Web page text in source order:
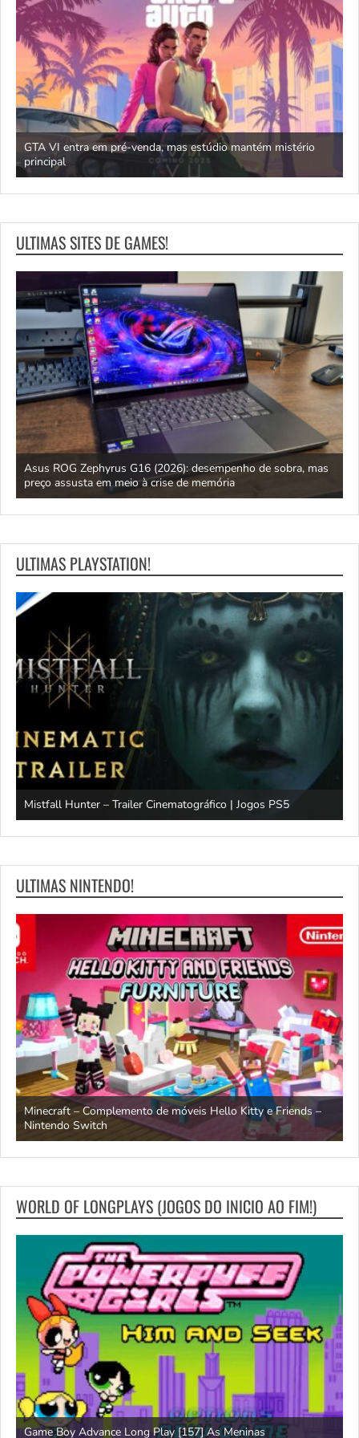
GTA VI entra em pré-venda, mas estúdio mantém mistério
principal
ULTIMAS SITES DE GAMES!
Asus ROG Zephyrus G16 (2026): desempenho de sobra, mas
preço assusta em meio à crise de memória
ULTIMAS PLAYSTATION!
Mistfall Hunter – Trailer Cinematográfico | Jogos PS5
ULTIMAS NINTENDO!
Minecraft – Complemento de móveis Hello Kitty e Friends –
Nintendo Switch
WORLD OF LONGPLAYS (JOGOS DO INICIO AO FIM!)
Game Boy Advance Long Play [157] As Meninas